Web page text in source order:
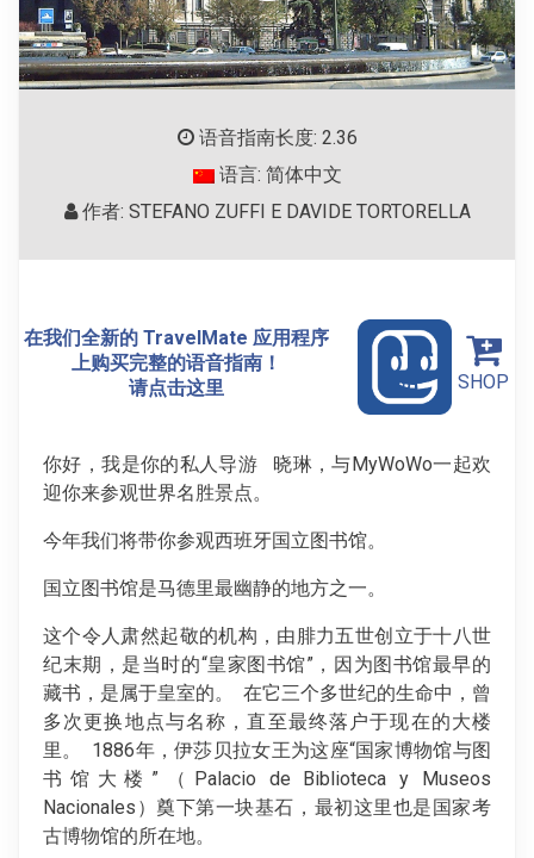
语音指南长度: 2.36
语言: 简体中文
作者: STEFANO ZUFFI E DAVIDE TORTORELLA
在我们全新的 TravelMate 应用程序
上购买完整的语音指南！
请点击这里
SHOP
你好，我是你的私人导游 晓琳，与MyWoWo一起欢
迎你来参观世界名胜景点。
今年我们将带你参观西班牙国立图书馆。
国立图书馆是马德里最幽静的地方之一。
这个令人肃然起敬的机构，由腓力五世创立于十八世
纪末期，是当时的“皇家图书馆”，因为图书馆最早的
藏书，是属于皇室的。 在它三个多世纪的生命中，曾
多次更换地点与名称，直至最终落户于现在的大楼
里。 1886年，伊莎贝拉女王为这座“国家博物馆与图
书馆大楼”（Palacio de Biblioteca y Museos
Nacionales）奠下第一块基石，最初这里也是国家考
古博物馆的所在地。